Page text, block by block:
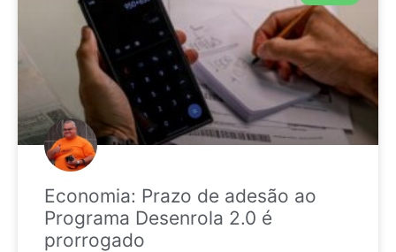
Economia: Prazo de adesão ao
Programa Desenrola 2.0 é
prorrogado